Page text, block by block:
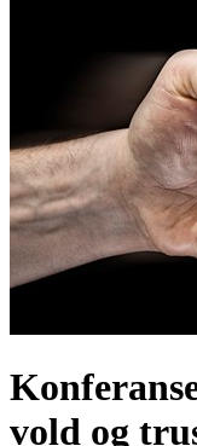
vold og